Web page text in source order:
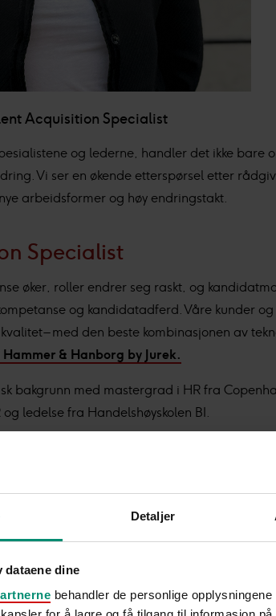
Detaljer
dataene dine
behandler de personlige
Acquisition Specialist
og lederne, handler det ikke bare
Vi ser en økende etterspørsel etter
arbeidsformer og høy endringstakt.
Specialist
øker, roller endrer seg raskt, og
og kandidatadferd. Våre kunder
– med den beste kombinasjonen av
& Hanborg by Jurek.
bakgrunn med mastergrad i HR fra
ledelse fra Handelshøyskolen BI.
med sterk gjennomføringsevne, og vil
spisskompetanse
er et nordisk fullservice rådgivningsmiljø
ressurs – menneskene – gjennom